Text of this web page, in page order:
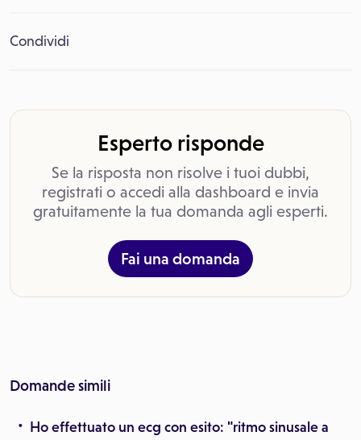
Condividi
Esperto risponde
Se la risposta non risolve i tuoi dubbi,
registrati o accedi alla dashboard e invia
gratuitamente la tua domanda agli esperti.
Fai una domanda
Domande simili
Ho effettuato un ecg con esito: "ritmo sinusale a